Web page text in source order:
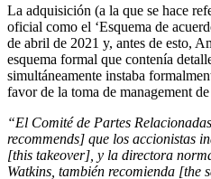
La adquisición (a la que se hace
oficial como el ‘Esquema de
de abril de 2021 y, antes de esto,
esquema formal que contenía
simultáneamente instaba
favor de la toma de management
“El Comité de Partes
recommends] que los accionistas
[this takeover], y la directora
Watkins, también recomienda [the